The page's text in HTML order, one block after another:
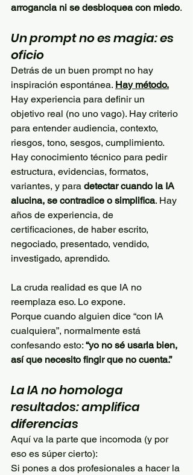
arrogancia ni se desbloquea con miedo.
Un prompt no es magia: es
oficio
Detrás de un buen prompt no hay
inspiración espontánea. Hay método.
Hay experiencia para definir un
objetivo real (no uno vago). Hay criterio
para entender audiencia, contexto,
riesgos, tono, sesgos, cumplimiento.
Hay conocimiento técnico para pedir
estructura, evidencias, formatos,
variantes, y para detectar cuando la IA
alucina, se contradice o simplifica. Hay
años de experiencia, de
certificaciones, de haber escrito,
negociado, presentado, vendido,
investigado, aprendido.
La cruda realidad es que IA no
reemplaza eso. Lo expone.
Porque cuando alguien dice “con IA
cualquiera”, normalmente está
confesando esto: “yo no sé usarla bien,
así que necesito fingir que no cuenta.”
La IA no homologa
resultados: amplifica
diferencias
Aquí va la parte que incomoda (y por
eso es súper cierto):
Si pones a dos profesionales a hacer la